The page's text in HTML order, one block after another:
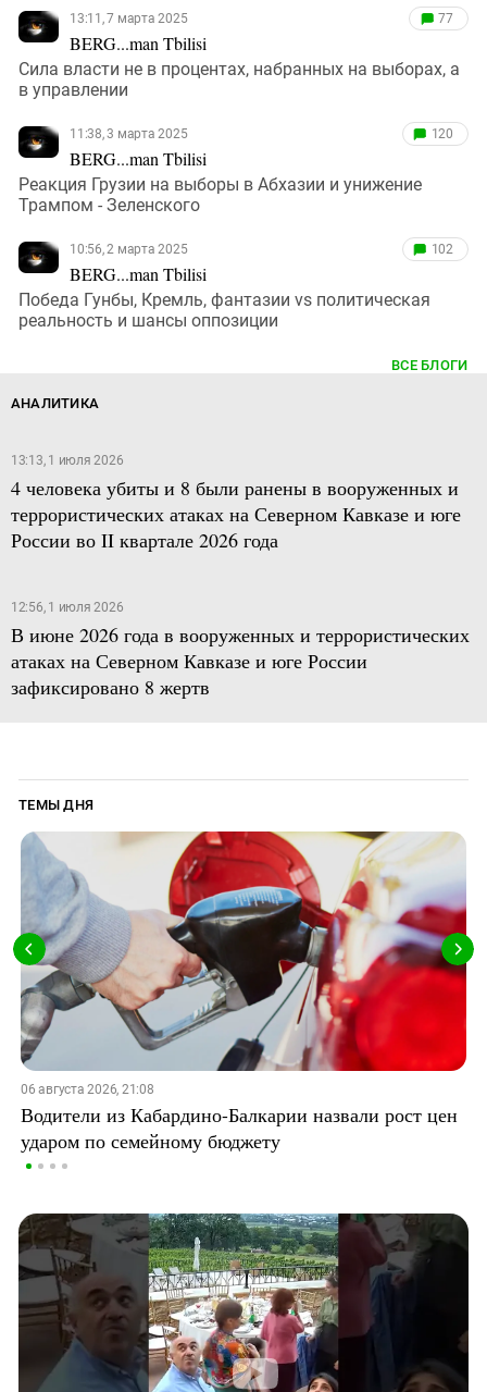
13:11, 7 марта 2025
BERG...man Tbilisi
77
Сила власти не в процентах, набранных на выборах, а
в управлении
11:38, 3 марта 2025
BERG...man Tbilisi
120
Реакция Грузии на выборы в Абхазии и унижение
Трампом - Зеленского
10:56, 2 марта 2025
BERG...man Tbilisi
102
Победа Гунбы, Кремль, фантазии vs политическая
реальность и шансы оппозиции
ВСЕ БЛОГИ
АНАЛИТИКА
13:13, 1 июля 2026
4 человека убиты и 8 были ранены в вооруженных и
террористических атаках на Северном Кавказе и юге
России во II квартале 2026 года
12:56, 1 июля 2026
В июне 2026 года в вооруженных и террористических
атаках на Северном Кавказе и юге России
зафиксировано 8 жертв
ТЕМЫ ДНЯ
06 августа 2026, 21:08
Водители из Кабардино-Балкарии назвали рост цен
ударом по семейному бюджету